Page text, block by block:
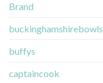
Brand
buckinghamshirebowls
buffys
captaincook